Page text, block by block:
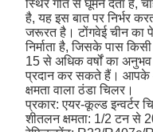
स्थिर गति से घूमने देता है,
है, यह इस बात पर निर्भर
जरूरत है। टोंगवेई चीन का
निर्माता है, जिसके पास
15 से अधिक वर्षों का
प्रदान कर सकते हैं। आपके
क्षमता वाला ठंडा चिलर।
प्रकार: एयर-कूल्ड इन्वर्टर
शीतलन क्षमता: 1/2 टन से